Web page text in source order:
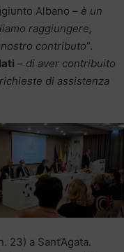
Albano – è un
raggiungere,
contributo“.
– di aver contribuito
di assistenza
a Sant’Agata.